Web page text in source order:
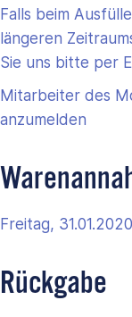
Falls beim
längeren
Sie uns bitte per
Mitarbeiter des
anzumelden
Freitag,
Rückgabe